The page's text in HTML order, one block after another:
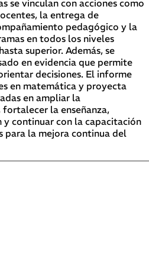
se vinculan con acciones como
la entrega de
pedagógico y la
en todos los niveles
superior. Además, se
en evidencia que permite
decisiones. El informe
en matemática y proyecta
en ampliar la
la enseñanza,
continuar con la capacitación
para la mejora continua del